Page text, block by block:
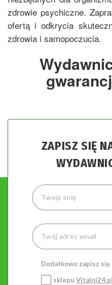
zdrowie psychiczne.
ofertą i odkrycia
zdrowia i samopoczucia.
ZAPISZ SIĘ
Dodatkowo zapisz
sklepu Vitalni24.pl